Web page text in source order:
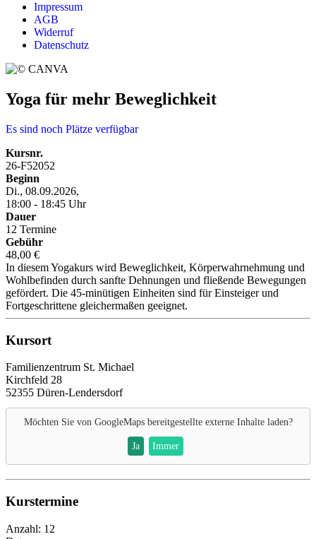
Impressum
AGB
Widerruf
Datenschutz
Yoga für mehr Beweglichkeit
Es sind noch Plätze verfügbar
Kursnr.
26-F52052
Beginn
Di., 08.09.2026,
18:00 - 18:45 Uhr
Dauer
12 Termine
Gebühr
48,00 €
In diesem Yogakurs wird Beweglichkeit, Körperwahrnehmung und
Wohlbefinden durch sanfte Dehnungen und fließende Bewegungen
gefördert. Die 45-minütigen Einheiten sind für Einsteiger und
Fortgeschrittene gleichermaßen geeignet.
Kursort
Familienzentrum St. Michael
Kirchfeld 28
52355 Düren-Lendersdorf
Möchten Sie von GoogleMapsbereitgestellte externe Inhalte laden?
Ja Immer
Kurstermine
Anzahl: 12